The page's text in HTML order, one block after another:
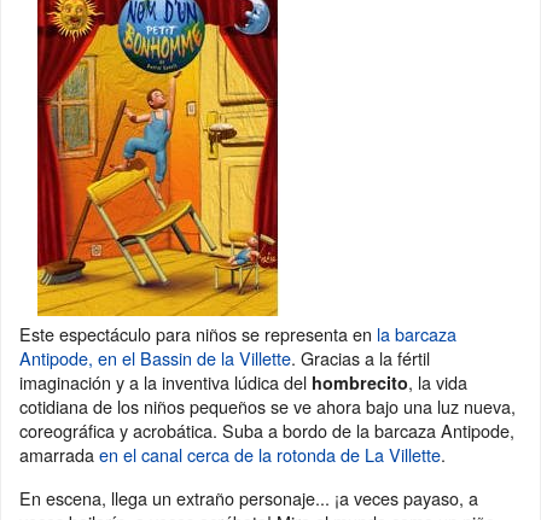
Este espectáculo para niños se representa en la barcaza
Antipode, en el Bassin de la Villette. Gracias a la fértil
imaginación y a la inventiva lúdica del hombrecito, la vida
cotidiana de los niños pequeños se ve ahora bajo una luz nueva,
coreográfica y acrobática. Suba a bordo de la barcaza Antipode,
amarradaen el canal cerca de la rotonda de La Villette.
En escena, llega un extraño personaje... ¡a veces payaso, a